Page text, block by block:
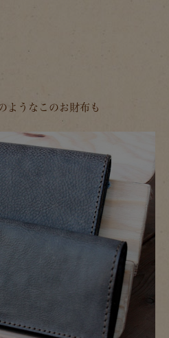
ようなこのお財布も